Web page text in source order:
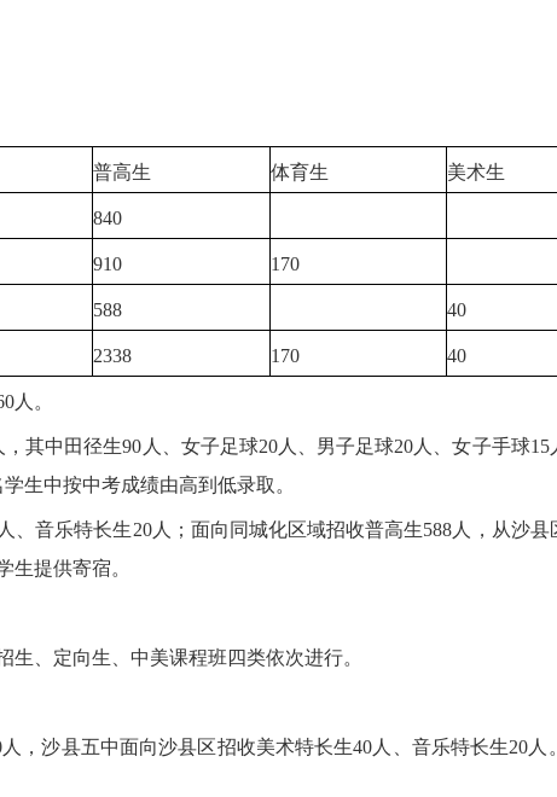
普高生 体育生 美术生
840
910 170
588 40
2338 170 40
。
中田径生90人、女子足球20人、男子足球20人、女子手球15
生中按中考成绩由高到低录取。
音乐特长生20人；面向同城化区域招收普高生588人，从沙县
生提供寄宿。
、定向生、中美课程班四类依次进行。
沙县五中面向沙县区招收美术特长生40人、音乐特长生20人